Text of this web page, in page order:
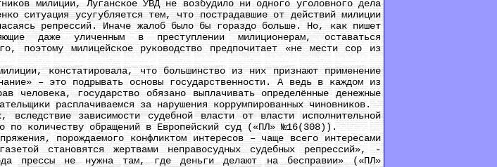
милиции, Луганское УВД не возбудило ни одного уголовного дела
ситуация усугубляется тем, что пострадавшие от действий милиции
репрессий. Иначе жалоб было бы гораздо больше. Но, как пишет
даже уличенным в преступлении милиционерам, оставаться
поэтому милицейское руководство предпочитает «не мести сор из
констатировала, что большинство из них признают применение
– это подрывать основы государственности. А ведь в каждом из
человека, государство обязано выплачивать определённые денежные
расплачиваемся за нарушения коррумпированных чиновников.
зависимости судебной власти от власти исполнительной
по количеству обращений в Европейский суд («ПЛ» №16(308)).
порождаемого конфликтом интересов – чаще всего интересами
становятся жертвами неправосудных судебных репрессий», -
прессы не нужна там, где деньги делают на бесправии» («ПЛ»